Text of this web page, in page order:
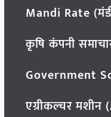
Mandi Rate
कृषि कंपनी
Government
एग्रीकल्चर